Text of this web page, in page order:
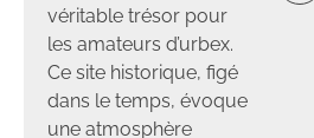
véritable trésor pour
les amateurs d’urbex.
Ce site historique, figé
dans le temps, évoque
une atmosphère